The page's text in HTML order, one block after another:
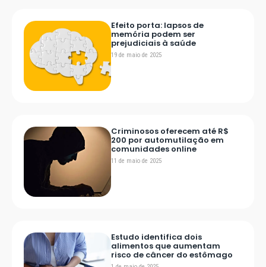
Efeito porta: lapsos de
memória podem ser
prejudiciais à saúde
19 de maio de 2025
Criminosos oferecem até R$
200 por automutilação em
comunidades online
11 de maio de 2025
Estudo identifica dois
alimentos que aumentam
risco de câncer do estômago